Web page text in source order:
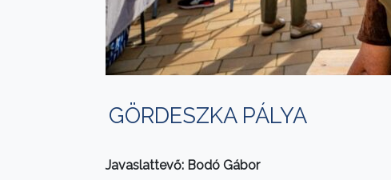
GÖRDESZKA PÁLYA
Javaslattevő: Bodó Gábor